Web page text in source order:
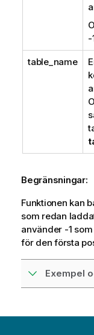
-
table_name
Begränsningar:
Funktionen kan
som redan
använder -1
för den första
Exempel